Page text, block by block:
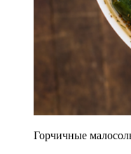
Горчичные